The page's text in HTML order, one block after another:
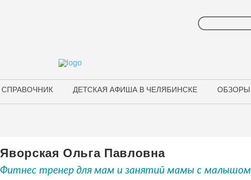
СПРАВОЧНИК ДЕТСКАЯ АФИША В ЧЕЛЯБИНСКЕ ОБЗОРЫ
Яворская Ольга Павловна
Фитнес тренер для мам и занятий мамы с малышом